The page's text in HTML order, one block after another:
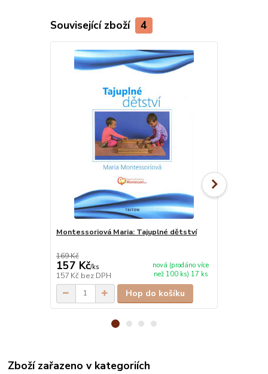
Související zboží 4
Montessoriová Maria: Tajuplné dětství
169 Kč
157 Kč/ks
157 Kč bez DPH
nová (prodáno více
než 100 ks) 17 ks
Hop do košíku
Zboží zařazeno v kategoriích